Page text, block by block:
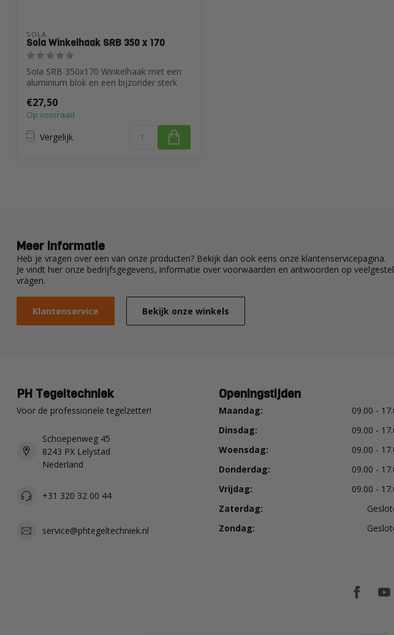
SOLA
Sola Winkelhaak SRB 350 x 170
Sola SRB 350x170 Winkelhaak met een
aluminium blok en een bijzonder sterk
€27,50
Op voorraad
Vergelijk
Meer informatie
Heb je vragen over een van onze producten? Bekijk dan ook eens onze klantenservicepagina.
Je vindt hier onze bedrijfsgegevens, informatie over voorwaarden en antwoorden op
vragen.
Klantenservice Bekijk onze winkels
PH Tegeltechniek
Voor de professionele tegelzetter!
Schoepenweg 45
8243 PX Lelystad
Nederland
+31 320 32 00 44
service@phtegeltechniek.nl
Openingstijden
Maandag:
09.00 -
Dinsdag:
09.00 -
Woensdag:
09.00 -
Donderdag:
09.00 -
Vrijdag:
09.00 -
Zaterdag:
Zondag: